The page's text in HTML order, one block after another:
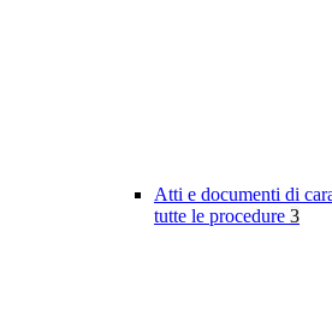
Atti e documenti di
tutte le procedure 3